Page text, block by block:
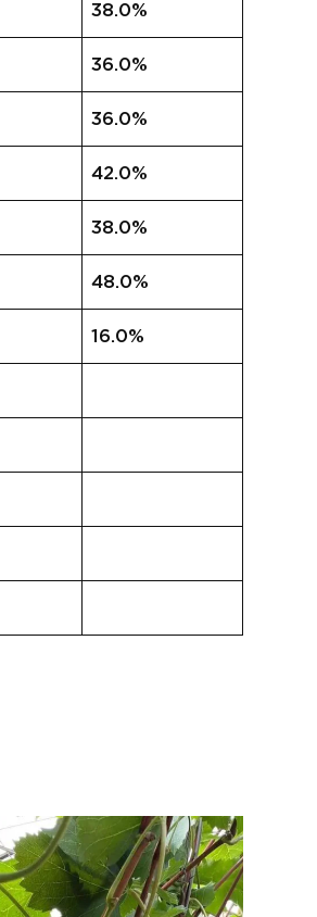
38.0%
36.0%
36.0%
42.0%
38.0%
48.0%
16.0%